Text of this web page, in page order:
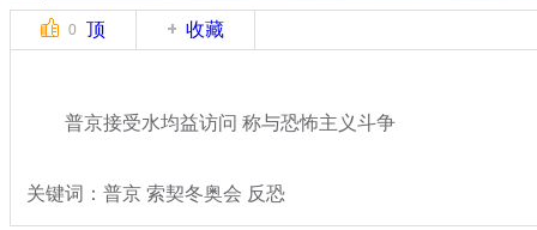
0 顶 收藏
普京接受水均益访问 称与恐怖主义斗争
关键词：普京 索契冬奥会 反恐